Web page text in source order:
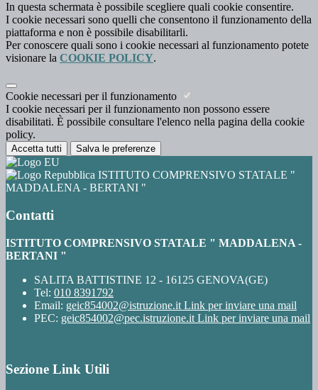
In questa schermata è possibile scegliere quali cookie consentire.
I cookie necessari sono quelli che consentono il funzionamento della
piattaforma e non è possibile disabilitarli.
Per conoscere quali sono i cookie necessari al funzionamento potete
visionare la COOKIE POLICY.
Cookie necessari per il funzionamento
I cookie necessari per il funzionamento non possono essere
disabilitati. È possibile consultare l'elenco nella pagina della cookie
policy.
Accetta tutti Salva le preferenze
ISTITUTO COMPRENSIVO STATALE "
MADDALENA - BERTANI "
Contatti
ISTITUTO COMPRENSIVO STATALE " MADDALENA -
BERTANI "
SALITA BATTISTINE 12 - 16125 GENOVA(GE)
Tel: 010 8391792
Email: geic854002@istruzione.it Link per inviare una mail
PEC: geic854002@pec.istruzione.it Link per inviare una mail
Sezione Link Utili